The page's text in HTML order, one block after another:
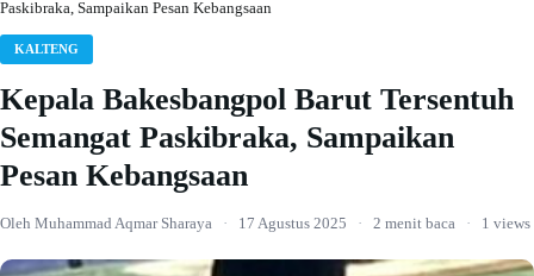
Paskibraka, Sampaikan Pesan Kebangsaan
KALTENG
Kepala Bakesbangpol Barut Tersentuh
Semangat Paskibraka, Sampaikan
Pesan Kebangsaan
Oleh Muhammad Aqmar Sharaya · 17 Agustus 2025 · 2 menit baca · 1 views